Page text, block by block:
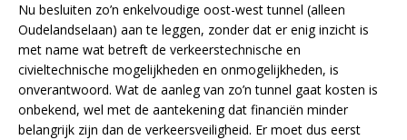
Nu besluiten zo’n enkelvoudige oost-west tunnel (alleen
Oudelandselaan) aan te leggen, zonder dat er enig inzicht is
met name wat betreft de verkeerstechnische en
civieltechnische mogelijkheden en onmogelijkheden, is
onverantwoord. Wat de aanleg van zo’n tunnel gaat kosten is
onbekend, wel met de aantekening dat financiën minder
belangrijk zijn dan de verkeersveiligheid. Er moet dus eerst